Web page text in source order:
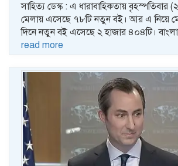
সাহিত্য ডেস্ক : এ ধারাবাহিকতায় বৃহস্পতিবার
মেলায় এসেছে ৭৮টি নতুন বই। আর এ নিয়ে
দিনে নতুন বই এসেছে ২ হাজার ৪০৪টি।
read more